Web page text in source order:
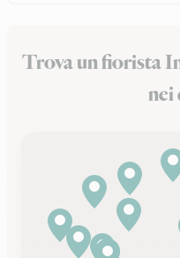
Trova un fiorista